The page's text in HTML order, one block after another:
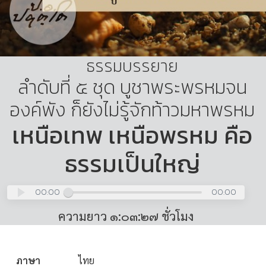
ธรรมบรรยาย
ลำดับที่ ๕ ชุด บูชาพระพรหมจน
องค์พัง ก็ยังไม่รู้จักท้าวมหาพรหม
เหนือเทพ เหนือพรหม คือ
ธรรมเป็นใหญ่
00:00 00:00
ความยาว ๑:๐๓:๒๗ ชั่วโมง
ภาษา ไทย